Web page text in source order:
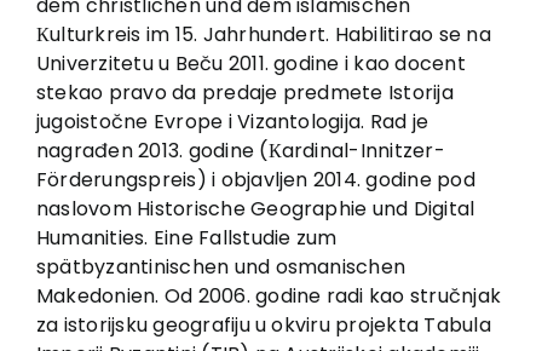
Кulturkreis im 15. Jahrhundert. Habilitirao se na
Univerzitetu u Beču 2011. godine i kao docent
stekao pravo da predaje predmete Istorija
jugoistočne Evrope i Vizantologija. Rad je
nagrađen 2013. godine (Кardinal-Innitzer-
Förderungspreis) i objavljen 2014. godine pod
naslovom Historische Geographie und Digital
Humanities. Eine Fallstudie zum
spätbyzantinischen und osmanischen
Makedonien. Od 2006. godine radi kao stručnjak
za istorijsku geografiju u okviru projekta Tabula